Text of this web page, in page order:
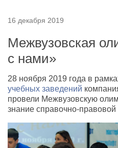
16 декабря 2019
Межвузовская
с нами»
28 ноября 2019 года в
учебных заведений
провели Межвузовскую
знание справочно-